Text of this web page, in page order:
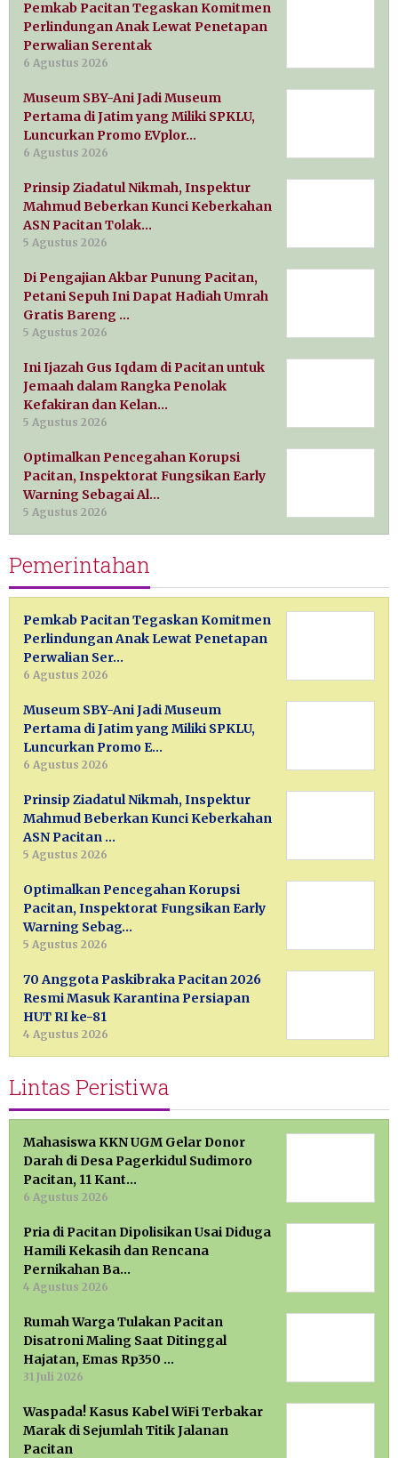
Pemkab Pacitan Tegaskan Komitmen
Perlindungan Anak Lewat Penetapan
Perwalian Serentak
6 Agustus 2026
Museum SBY-Ani Jadi Museum
Pertama di Jatim yang Miliki SPKLU,
Luncurkan Promo EVplor…
6 Agustus 2026
Prinsip Ziadatul Nikmah, Inspektur
Mahmud Beberkan Kunci Keberkahan
ASN Pacitan Tolak…
5 Agustus 2026
Di Pengajian Akbar Punung Pacitan,
Petani Sepuh Ini Dapat Hadiah Umrah
Gratis Bareng …
5 Agustus 2026
Ini Ijazah Gus Iqdam di Pacitan untuk
Jemaah dalam Rangka Penolak
Kefakiran dan Kelan…
5 Agustus 2026
Optimalkan Pencegahan Korupsi
Pacitan, Inspektorat Fungsikan Early
Warning Sebagai Al…
5 Agustus 2026
Pemerintahan
Pemkab Pacitan Tegaskan Komitmen
Perlindungan Anak Lewat Penetapan
Perwalian Ser…
6 Agustus 2026
Museum SBY-Ani Jadi Museum
Pertama di Jatim yang Miliki SPKLU,
Luncurkan Promo E…
6 Agustus 2026
Prinsip Ziadatul Nikmah, Inspektur
Mahmud Beberkan Kunci Keberkahan
ASN Pacitan …
5 Agustus 2026
Optimalkan Pencegahan Korupsi
Pacitan, Inspektorat Fungsikan Early
Warning Sebag…
5 Agustus 2026
70 Anggota Paskibraka Pacitan 2026
Resmi Masuk Karantina Persiapan
HUT RI ke-81
4 Agustus 2026
Lintas Peristiwa
Mahasiswa KKN UGM Gelar Donor
Darah di Desa Pagerkidul Sudimoro
Pacitan, 11 Kant…
6 Agustus 2026
Pria di Pacitan Dipolisikan Usai Diduga
Hamili Kekasih dan Rencana
Pernikahan Ba…
4 Agustus 2026
Rumah Warga Tulakan Pacitan
Disatroni Maling Saat Ditinggal
Hajatan, Emas Rp350 …
31 Juli 2026
Waspada! Kasus Kabel WiFi Terbakar
Marak di Sejumlah Titik Jalanan
Pacitan